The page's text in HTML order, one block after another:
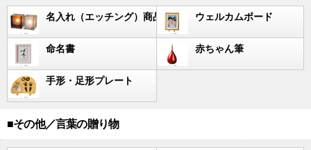
名入れ（エッチング）商品 ウェルカムボード
命名書 赤ちゃん筆
手形・足形プレート
■その他／言葉の贈り物